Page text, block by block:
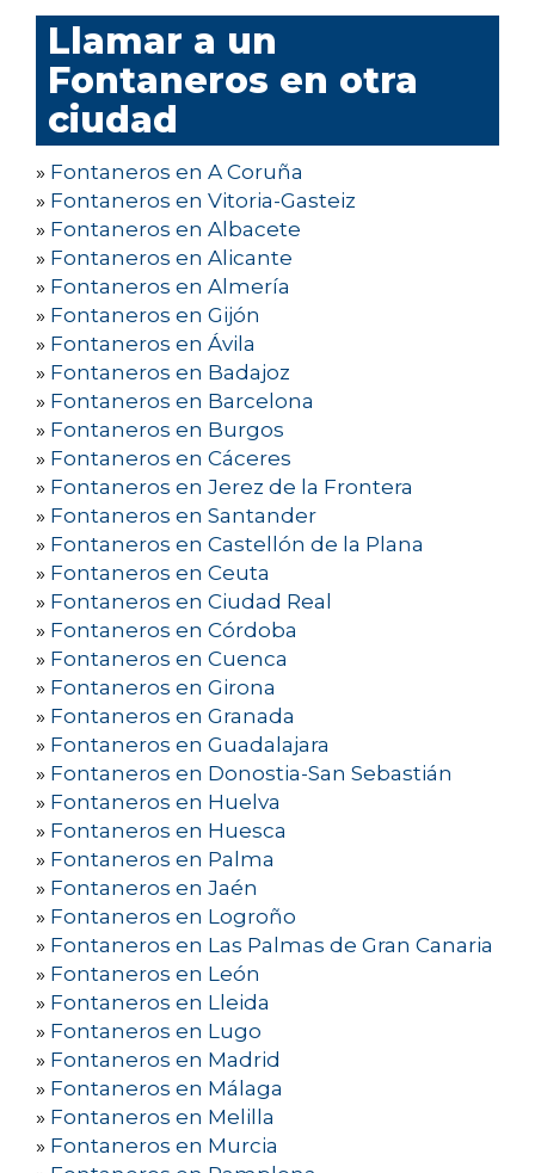
Llamar a un
Fontaneros en otra
ciudad
» Fontaneros en A Coruña
» Fontaneros en Vitoria-Gasteiz
» Fontaneros en Albacete
» Fontaneros en Alicante
» Fontaneros en Almería
» Fontaneros en Gijón
» Fontaneros en Ávila
» Fontaneros en Badajoz
» Fontaneros en Barcelona
» Fontaneros en Burgos
» Fontaneros en Cáceres
» Fontaneros en Jerez de la Frontera
» Fontaneros en Santander
» Fontaneros en Castellón de la Plana
» Fontaneros en Ceuta
» Fontaneros en Ciudad Real
» Fontaneros en Córdoba
» Fontaneros en Cuenca
» Fontaneros en Girona
» Fontaneros en Granada
» Fontaneros en Guadalajara
» Fontaneros en Donostia-San Sebastián
» Fontaneros en Huelva
» Fontaneros en Huesca
» Fontaneros en Palma
» Fontaneros en Jaén
» Fontaneros en Logroño
» Fontaneros en Las Palmas de Gran Canaria
» Fontaneros en León
» Fontaneros en Lleida
» Fontaneros en Lugo
» Fontaneros en Madrid
» Fontaneros en Málaga
» Fontaneros en Melilla
» Fontaneros en Murcia